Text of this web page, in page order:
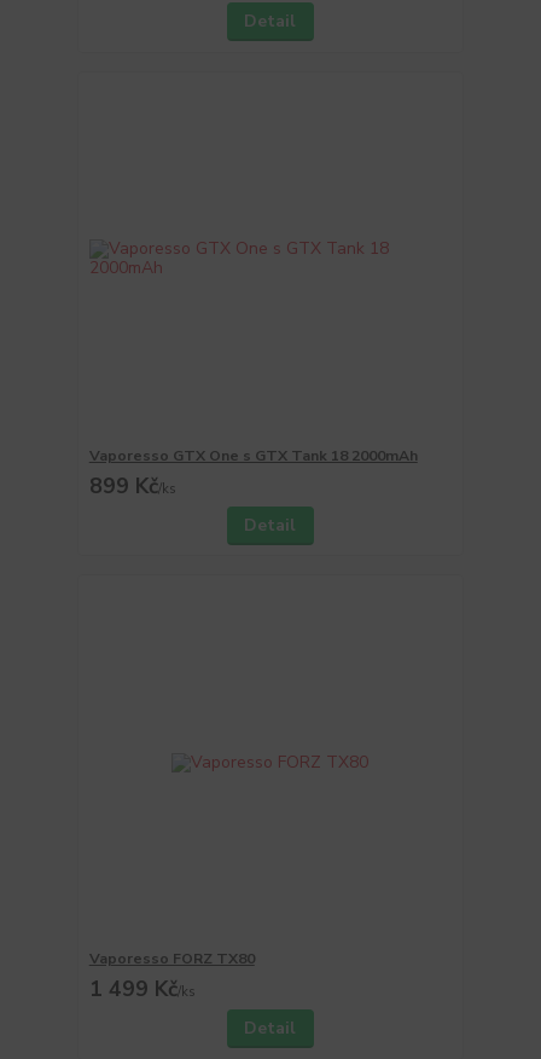
Detail
Vaporesso GTX One s GTX Tank 18 2000mAh
899 Kč/ks
Detail
Vaporesso FORZ TX80
1 499 Kč/ks
Detail